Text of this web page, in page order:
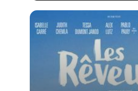
Voir la fiche du film